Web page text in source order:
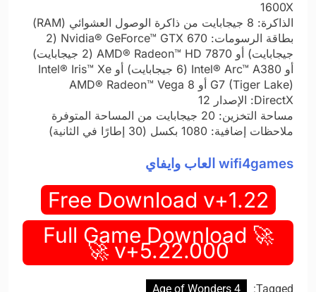
1600X
الذاكرة: 8 جيجابايت من ذاكرة الوصول العشوائي (RAM)
بطاقة الرسومات: Nvidia® GeForce™ GTX 670 (2
جيجابايت) أو AMD® Radeon™ HD 7870 (2 جيجابايت)
أو Intel® Arc™ A380 (6 جيجابايت) أو Intel® Iris™ Xe
G7 (Tiger Lake) أو AMD® Radeon™ Vega 8
DirectX: الإصدار 12
مساحة التخزين: 20 جيجابايت من المساحة المتوفرة
ملاحظات إضافية: 1080 بكسل (30 إطارًا في الثانية)
wifi4games العاب وايفاي
Free Download v+1.22
🚀 Full Game Download
v+5.22.000 🚀
Tagged:
Age of Wonders 4